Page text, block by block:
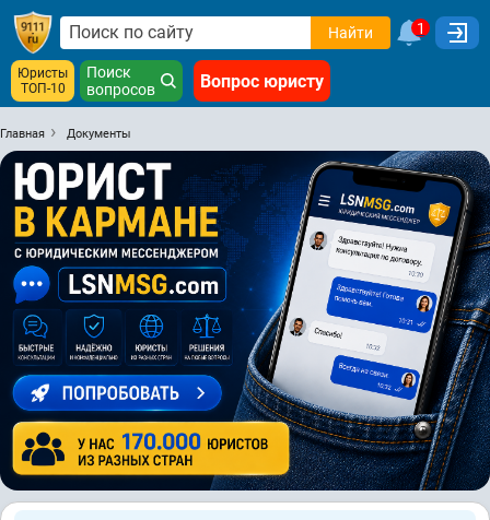
Найти 1
Юристы
ТОП-10
Поиск
вопросов
Вопрос юристу
Главная Документы